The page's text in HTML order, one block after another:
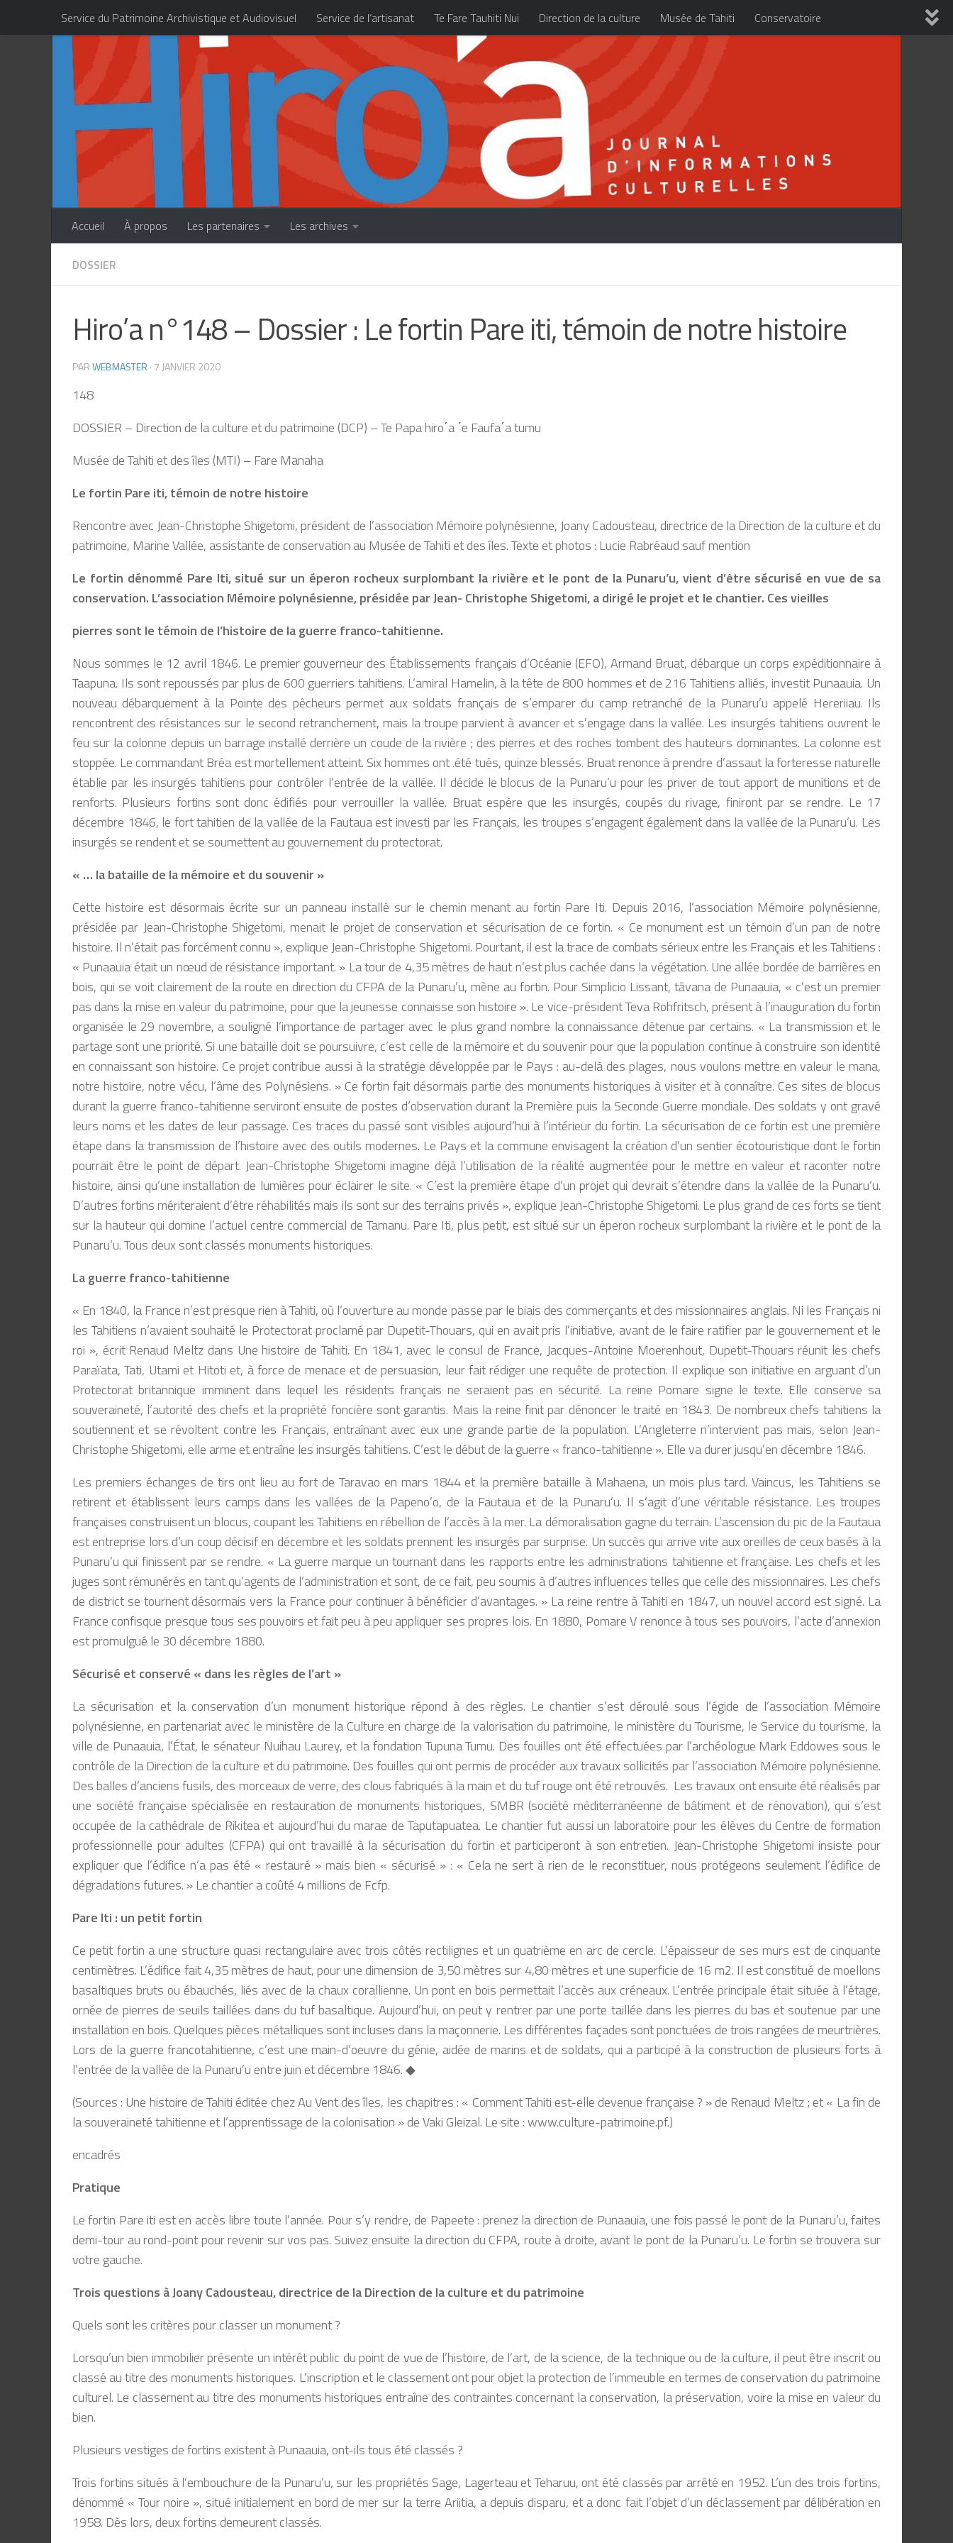
Skip to contentService du Patrimoine Archivistique et Audiovisuel Service de l’artisanat Te Fare Tauhiti Nui Direction de la culture Musée de Tahiti Conservatoire
Centre des Métiers d’Art de la Polynésie française Les archives À propos Accueil
Accueil À propos Les partenaires Les archives
DOSSIER
Hiro’a n°148 – Dossier : Le fortin Pare iti, témoin de notre histoire
PARWEBMASTER · 7 JANVIER 2020
148
DOSSIER – Direction de la culture et du patrimoine (DCP) – Te Papa hiro΄a ΄e Faufa΄a tumu
Musée de Tahiti et des îles (MTI) – Fare Manaha
Le fortin Pare iti, témoin de notre histoire
Rencontre avec Jean-Christophe Shigetomi, président de l’association Mémoire polynésienne, Joany Cadousteau, directrice de la Direction de la culture et du
patrimoine, Marine Vallée, assistante de conservation au Musée de Tahiti et des îles. Texte et photos : Lucie Rabréaud sauf mention
Le fortin dénommé Pare Iti, situé sur un éperon rocheux surplombant la rivière et le pont de la Punaru’u, vient d’être sécurisé en vue de sa
conservation. L’association Mémoire polynésienne, présidée par Jean- Christophe Shigetomi, a dirigé le projet et le chantier. Ces vieilles
pierres sont le témoin de l’histoire de la guerre franco-tahitienne.
Nous sommes le 12 avril 1846. Le premier gouverneur des Établissements français d’Océanie (EFO), Armand Bruat, débarque un corps expéditionnaire à
Taapuna. Ils sont repoussés par plus de 600 guerriers tahitiens. L’amiral Hamelin, à la tête de 800 hommes et de 216 Tahitiens alliés, investit Punaauia. Un
nouveau débarquement à la Pointe des pêcheurs permet aux soldats français de s’emparer du camp retranché de la Punaru’u appelé Hereriiau. Ils
rencontrent des résistances sur le second retranchement, mais la troupe parvient à avancer et s’engage dans la vallée. Les insurgés tahitiens ouvrent le
feu sur la colonne depuis un barrage installé derrière un coude de la rivière ; des pierres et des roches tombent des hauteurs dominantes. La colonne est
stoppée. Le commandant Bréa est mortellement atteint. Six hommes ont .été tués, quinze blessés. Bruat renonce à prendre d’assaut la forteresse naturelle
établie par les insurgés tahitiens pour contrôler l’entrée de la vallée. Il décide le blocus de la Punaru’u pour les priver de tout apport de munitions et de
renforts. Plusieurs fortins sont donc édifiés pour verrouiller la vallée. Bruat espère que les insurgés, coupés du rivage, finiront par se rendre. Le 17
décembre 1846, le fort tahitien de la vallée de la Fautaua est investi par les Français, les troupes s’engagent également dans la vallée de la Punaru’u. Les
insurgés se rendent et se soumettent au gouvernement du protectorat.
« … la bataille de la mémoire et du souvenir »
Cette histoire est désormais écrite sur un panneau installé sur le chemin menant au fortin Pare Iti. Depuis 2016, l’association Mémoire polynésienne,
présidée par Jean-Christophe Shigetomi, menait le projet de conservation et sécurisation de ce fortin. « Ce monument est un témoin d’un pan de notre
histoire. Il n’était pas forcément connu », explique Jean-Christophe Shigetomi. Pourtant, il est la trace de combats sérieux entre les Français et les Tahitiens :
« Punaauia était un nœud de résistance important. » La tour de 4,35 mètres de haut n’est plus cachée dans la végétation. Une allée bordée de barrières en
bois, qui se voit clairement de la route en direction du CFPA de la Punaru’u, mène au fortin. Pour Simplicio Lissant, tāvana de Punaauia, « c’est un premier
pas dans la mise en valeur du patrimoine, pour que la jeunesse connaisse son histoire ». Le vice-président Teva Rohfritsch, présent à l’inauguration du fortin
organisée le 29 novembre, a souligné l’importance de partager avec le plus grand nombre la connaissance détenue par certains. « La transmission et le
partage sont une priorité. Si une bataille doit se poursuivre, c’est celle de la mémoire et du souvenir pour que la population continue à construire son identité
en connaissant son histoire. Ce projet contribue aussi à la stratégie développée par le Pays : au-delà des plages, nous voulons mettre en valeur le mana,
notre histoire, notre vécu, l’âme des Polynésiens. » Ce fortin fait désormais partie des monuments historiques à visiter et à connaître. Ces sites de blocus
durant la guerre franco-tahitienne serviront ensuite de postes d’observation durant la Première puis la Seconde Guerre mondiale. Des soldats y ont gravé
leurs noms et les dates de leur passage. Ces traces du passé sont visibles aujourd’hui à l’intérieur du fortin. La sécurisation de ce fortin est une première
étape dans la transmission de l’histoire avec des outils modernes. Le Pays et la commune envisagent la création d’un sentier écotouristique dont le fortin
pourrait être le point de départ. Jean-Christophe Shigetomi imagine déjà l’utilisation de la réalité augmentée pour le mettre en valeur et raconter notre
histoire, ainsi qu’une installation de lumières pour éclairer le site. « C’est la première étape d’un projet qui devrait s’étendre dans la vallée de la Punaru’u.
D’autres fortins mériteraient d’être réhabilités mais ils sont sur des terrains privés », explique Jean-Christophe Shigetomi. Le plus grand de ces forts se tient
sur la hauteur qui domine l’actuel centre commercial de Tamanu. Pare Iti, plus petit, est situé sur un éperon rocheux surplombant la rivière et le pont de la
Punaru’u. Tous deux sont classés monuments historiques.
La guerre franco-tahitienne
« En 1840, la France n’est presque rien à Tahiti, où l’ouverture au monde passe par le biais des commerçants et des missionnaires anglais. Ni les Français ni
les Tahitiens n’avaient souhaité le Protectorat proclamé par Dupetit-Thouars, qui en avait pris l’initiative, avant de le faire ratifier par le gouvernement et le
roi », écrit Renaud Meltz dans Une histoire de Tahiti. En 1841, avec le consul de France, Jacques-Antoine Moerenhout, Dupetit-Thouars réunit les chefs
Paraïata, Tati, Utami et Hitoti et, à force de menace et de persuasion, leur fait rédiger une requête de protection. Il explique son initiative en arguant d’un
Protectorat britannique imminent dans lequel les résidents français ne seraient pas en sécurité. La reine Pomare signe le texte. Elle conserve sa
souveraineté, l’autorité des chefs et la propriété foncière sont garantis. Mais la reine finit par dénoncer le traité en 1843. De nombreux chefs tahitiens la
soutiennent et se révoltent contre les Français, entraînant avec eux une grande partie de la population. L’Angleterre n’intervient pas mais, selon Jean-
Christophe Shigetomi, elle arme et entraîne les insurgés tahitiens. C’est le début de la guerre « franco-tahitienne ». Elle va durer jusqu’en décembre 1846.
Les premiers échanges de tirs ont lieu au fort de Taravao en mars 1844 et la première bataille à Mahaena, un mois plus tard. Vaincus, les Tahitiens se
retirent et établissent leurs camps dans les vallées de la Papeno’o, de la Fautaua et de la Punaru’u. Il s’agit d’une véritable résistance. Les troupes
françaises construisent un blocus, coupant les Tahitiens en rébellion de l’accès à la mer. La démoralisation gagne du terrain. L’ascension du pic de la Fautaua
est entreprise lors d’un coup décisif en décembre et les soldats prennent les insurgés par surprise. Un succès qui arrive vite aux oreilles de ceux basés à la
Punaru’u qui finissent par se rendre. « La guerre marque un tournant dans les rapports entre les administrations tahitienne et française. Les chefs et les
juges sont rémunérés en tant qu’agents de l’administration et sont, de ce fait, peu soumis à d’autres influences telles que celle des missionnaires. Les chefs
de district se tournent désormais vers la France pour continuer à bénéficier d’avantages. » La reine rentre à Tahiti en 1847, un nouvel accord est signé. La
France confisque presque tous ses pouvoirs et fait peu à peu appliquer ses propres lois. En 1880, Pomare V renonce à tous ses pouvoirs, l’acte d’annexion
est promulgué le 30 décembre 1880.
Sécurisé et conservé « dans les règles de l’art »
La sécurisation et la conservation d’un monument historique répond à des règles. Le chantier s’est déroulé sous l’égide de l’association Mémoire
polynésienne, en partenariat avec le ministère de la Culture en charge de la valorisation du patrimoine, le ministère du Tourisme, le Service du tourisme, la
ville de Punaauia, l’État, le sénateur Nuihau Laurey, et la fondation Tupuna Tumu. Des fouilles ont été effectuées par l’archéologue Mark Eddowes sous le
contrôle de la Direction de la culture et du patrimoine. Des fouilles qui ont permis de procéder aux travaux sollicités par l’association Mémoire polynésienne.
Des balles d’anciens fusils, des morceaux de verre, des clous fabriqués à la main et du tuf rouge ont été retrouvés. Les travaux ont ensuite été réalisés par
une société française spécialisée en restauration de monuments historiques, SMBR (société méditerranéenne de bâtiment et de rénovation), qui s’est
occupée de la cathédrale de Rikitea et aujourd’hui du marae de Taputapuatea. Le chantier fut aussi un laboratoire pour les élèves du Centre de formation
professionnelle pour adultes (CFPA) qui ont travaillé à la sécurisation du fortin et participeront à son entretien. Jean-Christophe Shigetomi insiste pour
expliquer que l’édifice n’a pas été « restauré » mais bien « sécurisé » : « Cela ne sert à rien de le reconstituer, nous protégeons seulement l’édifice de
dégradations futures. » Le chantier a coûté 4 millions de Fcfp.
Pare Iti : un petit fortin
Ce petit fortin a une structure quasi rectangulaire avec trois côtés rectilignes et un quatrième en arc de cercle. L’épaisseur de ses murs est de cinquante
centimètres. L’édifice fait 4,35 mètres de haut, pour une dimension de 3,50 mètres sur 4,80 mètres et une superficie de 16 m2. Il est constitué de moellons
basaltiques bruts ou ébauchés, liés avec de la chaux corallienne. Un pont en bois permettait l’accès aux créneaux. L’entrée principale était située à l’étage,
ornée de pierres de seuils taillées dans du tuf basaltique. Aujourd’hui, on peut y rentrer par une porte taillée dans les pierres du bas et soutenue par une
installation en bois. Quelques pièces métalliques sont incluses dans la maçonnerie. Les différentes façades sont ponctuées de trois rangées de meurtrières.
Lors de la guerre francotahitienne, c’est une main-d’oeuvre du génie, aidée de marins et de soldats, qui a participé à la construction de plusieurs forts à
l’entrée de la vallée de la Punaru’u entre juin et décembre 1846.◆
(Sources : Une histoire de Tahiti éditée chez Au Vent des îles, les chapitres : « Comment Tahiti est-elle devenue française ? » de Renaud Meltz ; et « La fin de
la souveraineté tahitienne et l’apprentissage de la colonisation » de Vaki Gleizal. Le site : www.culture-patrimoine.pf.)
encadrés
Pratique
Le fortin Pare iti est en accès libre toute l’année. Pour s’y rendre, de Papeete : prenez la direction de Punaauia, une fois passé le pont de la Punaru’u, faites
demi-tour au rond-point pour revenir sur vos pas. Suivez ensuite la direction du CFPA, route à droite, avant le pont de la Punaru’u. Le fortin se trouvera sur
votre gauche.
Trois questions à Joany Cadousteau,directrice de la Direction de la culture et du patrimoine
Quels sont les critères pour classer un monument ?
Lorsqu’un bien immobilier présente un intérêt public du point de vue de l’histoire, de l’art, de la science, de la technique ou de la culture, il peut être inscrit ou
classé au titre des monuments historiques. L’inscription et le classement ont pour objet la protection de l’immeuble en termes de conservation du patrimoine
culturel. Le classement au titre des monuments historiques entraîne des contraintes concernant la conservation, la préservation, voire la mise en valeur du
bien.
Plusieurs vestiges de fortins existent à Punaauia, ont-ils tous été classés ?
Trois fortins situés à l’embouchure de la Punaru’u, sur les propriétés Sage, Lagerteau et Teharuu, ont été classés par arrêté en 1952. L’un des trois fortins,
dénommé « Tour noire », situé initialement en bord de mer sur la terre Ariitia, a depuis disparu, et a donc fait l’objet d’un déclassement par délibération en
1958. Dès lors, deux fortins demeurent classés.